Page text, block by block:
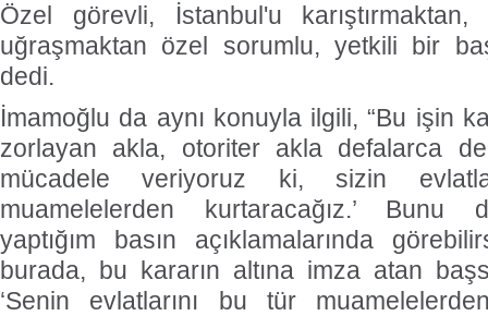
Özel görevli, İstanbul'u
uğraşmaktan özel sorumlu, yetkili bir
dedi.
İmamoğlu da aynı konuyla ilgili, “Bu işin
zorlayan akla, otoriter akla defalarca
mücadele veriyoruz ki, sizin
muamelelerden kurtaracağız.’ Bunu
yaptığım basın açıklamalarında
burada, bu kararın altına imza atan
‘Senin evlatlarını bu tür